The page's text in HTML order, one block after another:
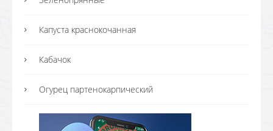
Капуста краснокочанная
Кабачок
Огурец партенокарпический